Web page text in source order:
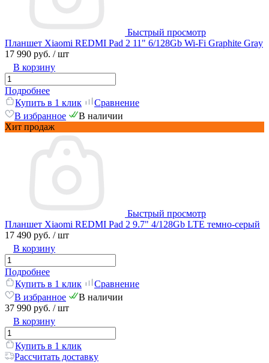
Быстрый просмотр
Планшет Xiaomi REDMI Pad 2 11" 6/128Gb Wi-Fi Graphite Gray
17 990 руб. / шт
В корзину
Подробнее
Купить в 1 клик
Сравнение
В избранное
В наличии
Хит продаж
Быстрый просмотр
Планшет Xiaomi REDMI Pad 2 9.7" 4/128Gb LTE темно-серый
17 490 руб. / шт
В корзину
Подробнее
Купить в 1 клик
Сравнение
В избранное
В наличии
37 990 руб. / шт
В корзину
Купить в 1 клик
Рассчитать доставку